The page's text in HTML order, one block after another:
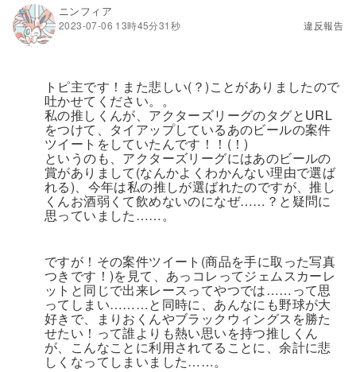
ニンフィア
2023-07-06 13時45分31秒 違反報告
トピ主です！また悲しい(？)ことがありましたので
吐かせてください。。
私の推しくんが、アクターズリーグのタグとURL
をつけて、タイアップしているあのビールの案件
ツイートをしていたんです！！(！)
というのも、アクターズリーグにはあのビールの
賞がありまして(なんかよくわかんない理由で選ば
れる)、今年は私の推しが選ばれたのですが、推し
くんお酒弱くて飲めないのになぜ……？と疑問に
思っていました……。
ですが！その案件ツイート(商品を手に取った写真
つきです！)を見て、あっコレってジェムスカーレ
ットと同じで出来レースってやつでは……って思
ってしまい………と同時に、あんなにも野球が大
好きで、まりおくんやブラックウィングスを勝た
せたい！って誰よりも熱い思いを持つ推しくん
が、こんなことに利用されてることに、余計に悲
しくなってしまいました……。